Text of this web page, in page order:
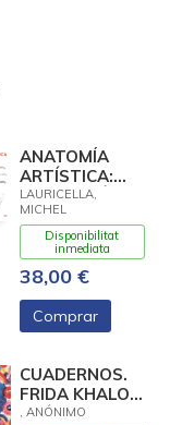
ANATOMÍA
ARTÍSTICA:
ANTOLOGÍA
LAURICELLA,
MICHEL
Disponibilitat
inmediata
38,00 €
Comprar
CUADERNOS.
FRIDA KHALO.
EL MARCO
, ANÓNIMO